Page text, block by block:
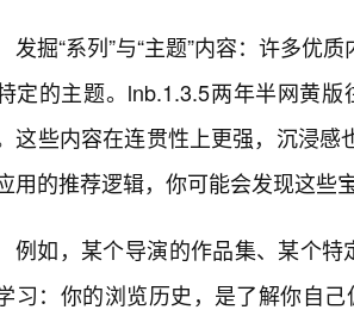
发掘“系列”与“主题”内容：许多优
定的主题。lnb.1.3.5两年半网黄版
这些内容在连贯性上更强，沉浸
用的推荐逻辑，你可能会发现这些
例如，某个导演的作品集、某个特
习：你的浏览历史，是了解你自